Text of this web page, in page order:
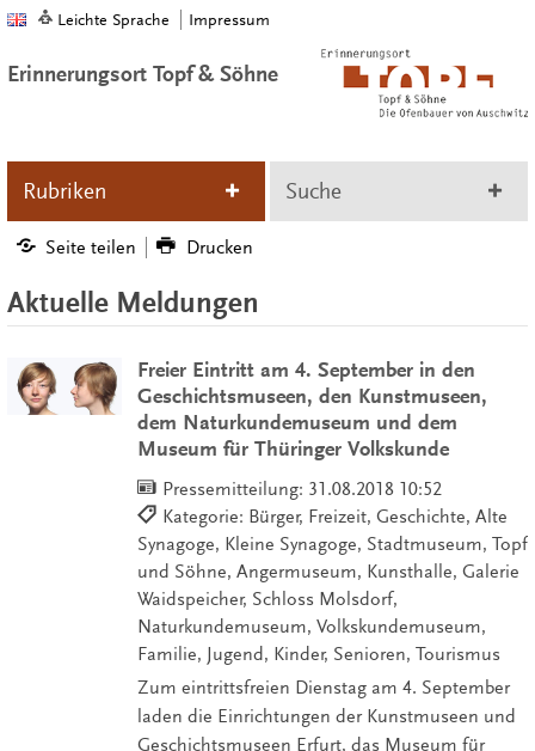
Leichte Sprache Impressum
Erinnerungsort Topf & Söhne
Rubriken Suche
Seite teilen Drucken
Aktuelle Meldungen
Freier Eintritt am 4. September in den
Geschichtsmuseen, den Kunstmuseen,
dem Naturkundemuseum und dem
Museum für Thüringer Volkskunde
Pressemitteilung: 31.08.2018 10:52
Kategorie: Bürger, Freizeit, Geschichte, Alte
Synagoge, Kleine Synagoge, Stadtmuseum, Topf
und Söhne, Angermuseum, Kunsthalle, Galerie
Waidspeicher, Schloss Molsdorf,
Naturkundemuseum, Volkskundemuseum,
Familie, Jugend, Kinder, Senioren, Tourismus
Zum eintrittsfreien Dienstag am 4. September
laden die Einrichtungen der Kunstmuseen und
Geschichtsmuseen Erfurt, das Museum für